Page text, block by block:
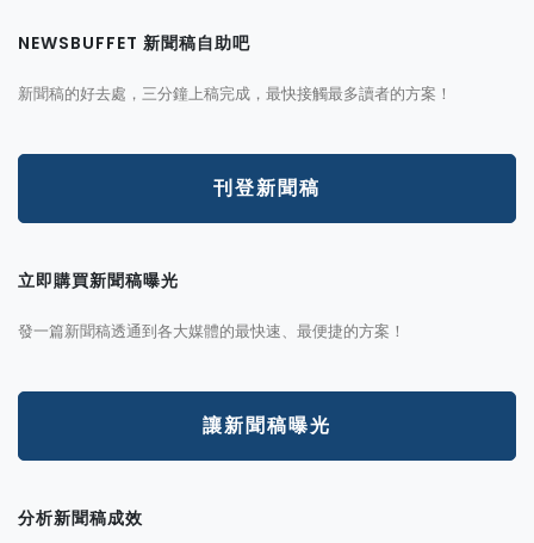
NEWSBUFFET 新聞稿自助吧
新聞稿的好去處，三分鐘上稿完成，最快接觸最多讀者的方案！
刊登新聞稿
立即購買新聞稿曝光
發一篇新聞稿透通到各大媒體的最快速、最便捷的方案！
讓新聞稿曝光
分析新聞稿成效